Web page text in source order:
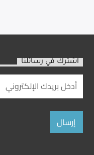
اشترك في رسائلنا